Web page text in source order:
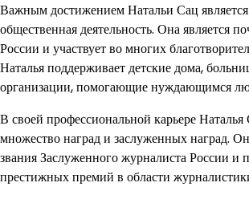
Важным достижением Натальи Сац является
общественная деятельность. Она является
России и участвует во многих
Наталья поддерживает детские дома,
организации, помогающие нуждающимся
В своей профессиональной карьере
множество наград и заслуженных наград.
звания Заслуженного журналиста России и
престижных премий в области